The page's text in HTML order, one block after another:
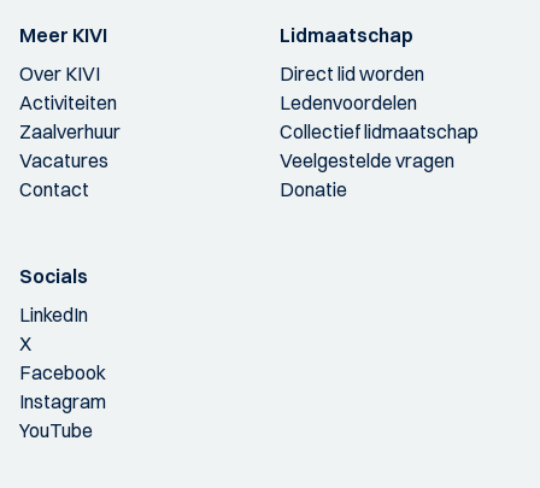
Meer KIVI
Over KIVI
Activiteiten
Zaalverhuur
Vacatures
Contact
Lidmaatschap
Direct lid worden
Ledenvoordelen
Collectief lidmaatschap
Veelgestelde vragen
Donatie
Socials
LinkedIn
X
Facebook
Instagram
YouTube